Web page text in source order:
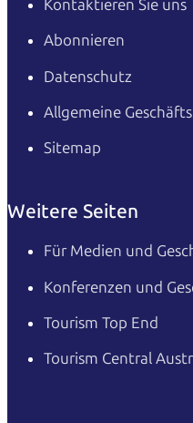
Kontaktieren Sie uns
Abonnieren
Datenschutz
Allgemeine
Sitemap
Weitere Seiten
Für Medien und
Konferenzen und
Tourism Top End
Tourism Central